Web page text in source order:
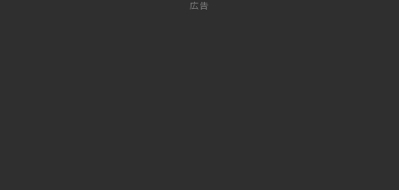
広告